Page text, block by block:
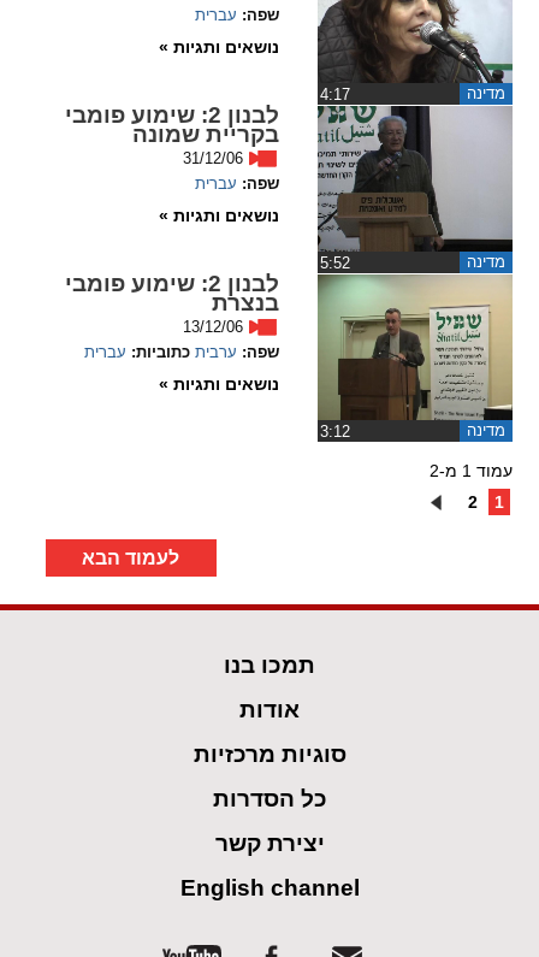
מדינה
שפה: עברית
נושאים ותגיות »
מדינה
לבנון 2: שימוע פומבי
בקריית שמונה
31/12/06
שפה: עברית
נושאים ותגיות »
מדינה
לבנון 2: שימוע פומבי
בנצרת
13/12/06
שפה: ערבית כתוביות: עברית
נושאים ותגיות »
עמוד 1 מ-2
1
2
לעמוד הבא
תמכו בנו
אודות
סוגיות מרכזיות
כל הסדרות
יצירת קשר
English channel